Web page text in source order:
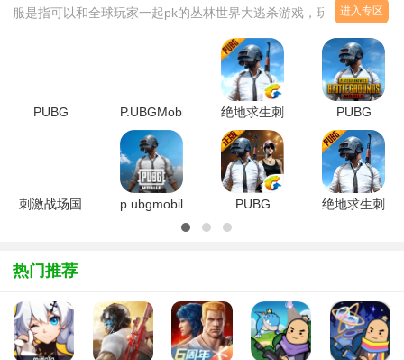
服是指可以和全球玩家一起pk的丛林世界大逃杀游戏，玩家们将通
过跳伞方式进入开放性丛林世界，百人竞技的大逃杀玩法，超热血吃
鸡！吃鸡游戏国际服下载手机版超丰富的枪械种类和道具配件，吃鸡
国际服安卓版本更新了非常多的地图和装扮道具！
进入专区
PUBG
P.UBGMobile
轻量版手游
下载2026
最新版
v0.27.0官
方体验服最
绝地求生刺
激战场国际
版v4.1.1
最新版
PUBG
Mobile(绝
地求生国际
版)v3.6.0
ios最新版
刺激战场国
p.ubgmobile
国际服免费
PUBG
Mobile手游
绝地求生刺
热门推荐